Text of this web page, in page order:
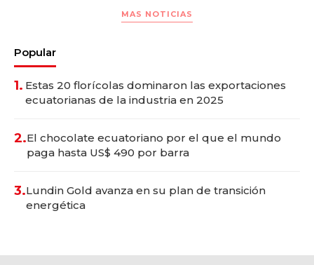
MAS NOTICIAS
Popular
1. Estas 20 florícolas dominaron las exportaciones
ecuatorianas de la industria en 2025
2.El chocolate ecuatoriano por el que el mundo
paga hasta US$ 490 por barra
3.Lundin Gold avanza en su plan de transición
energética